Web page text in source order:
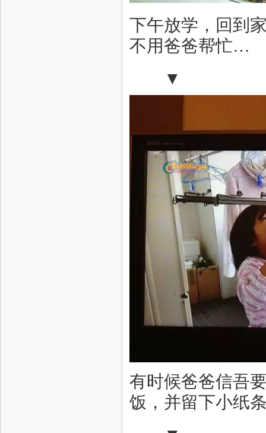
下午放学，回到
不用爸爸帮忙…
▼
有时候爸爸信吾
饭，并留下小纸